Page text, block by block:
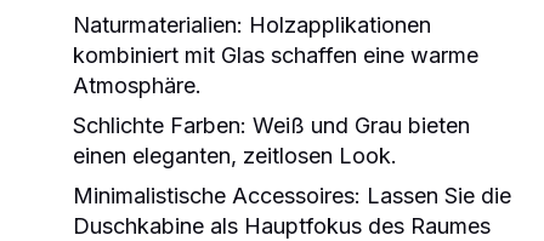
Naturmaterialien: Holzapplikationen
kombiniert mit Glas schaffen eine warme
Atmosphäre.
Schlichte Farben: Weiß und Grau bieten
einen eleganten, zeitlosen Look.
Minimalistische Accessoires: Lassen Sie die
Duschkabine als Hauptfokus des Raumes